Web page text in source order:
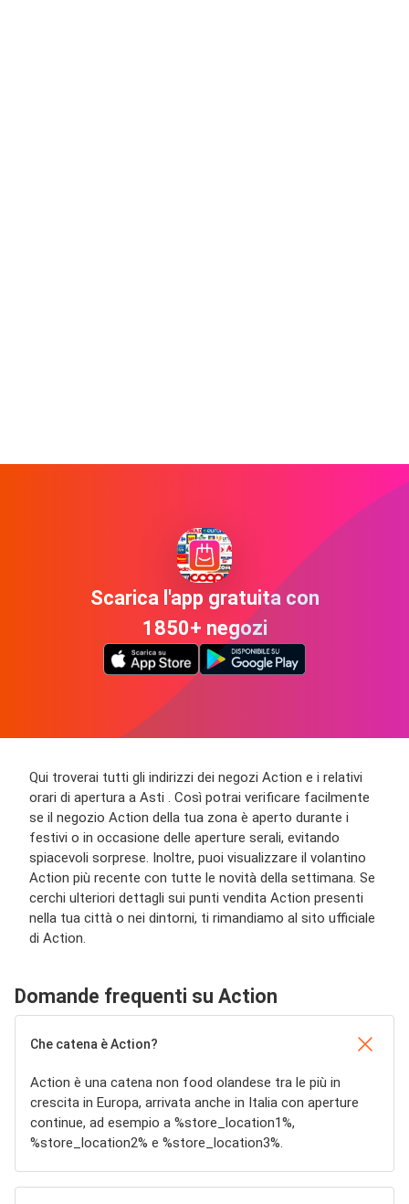
Scarica l'app gratuita con
1850+ negozi
Qui troverai tutti gli indirizzi dei negozi Action e i relativi
orari di apertura a Asti . Così potrai verificare facilmente
se il negozio Action della tua zona è aperto durante i
festivi o in occasione delle aperture serali, evitando
spiacevoli sorprese. Inoltre, puoi visualizzare il volantino
Action più recente con tutte le novità della settimana. Se
cerchi ulteriori dettagli sui punti vendita Action presenti
nella tua città o nei dintorni, ti rimandiamo al sito ufficiale
di Action.
Domande frequenti su Action
Che catena è Action?
Action è una catena non food olandese tra le più in
crescita in Europa, arrivata anche in Italia con aperture
continue, ad esempio a %store_location1%,
%store_location2% e %store_location3%.